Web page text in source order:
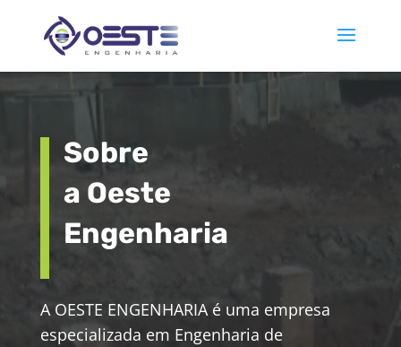
Sobre
a Oeste
Engenharia
A OESTE ENGENHARIA é uma empresa
especializada em Engenharia de